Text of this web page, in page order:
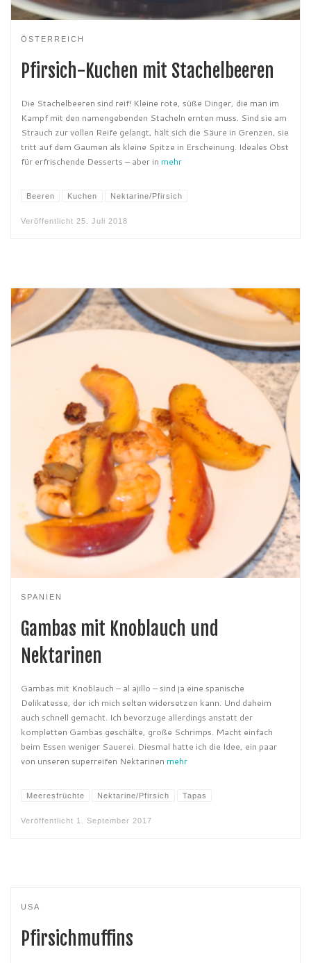
ÖSTERREICH
Pfirsich-Kuchen mit Stachelbeeren
Die Stachelbeeren sind reif! Kleine rote, süße Dinger, die man im
Kampf mit den namengebenden Stacheln ernten muss. Sind sie am
Strauch zur vollen Reife gelangt, hält sich die Säure in Grenzen, sie
tritt auf dem Gaumen als kleine Spitze in Erscheinung. Ideales Obst
für erfrischende Desserts – aber in mehr
Beeren Kuchen Nektarine/Pfirsich
Veröffentlicht 25. Juli 2018
SPANIEN
Gambas mit Knoblauch und
Nektarinen
Gambas mit Knoblauch – al ajillo – sind ja eine spanische
Delikatesse, der ich mich selten widersetzen kann. Und daheim
auch schnell gemacht. Ich bevorzuge allerdings anstatt der
kompletten Gambas geschälte, große Schrimps. Macht einfach
beim Essen weniger Sauerei. Diesmal hatte ich die Idee, ein paar
von unseren superreifen Nektarinen mehr
Meeresfrüchte Nektarine/Pfirsich Tapas
Veröffentlicht 1. September 2017
USA
Pfirsichmuffins